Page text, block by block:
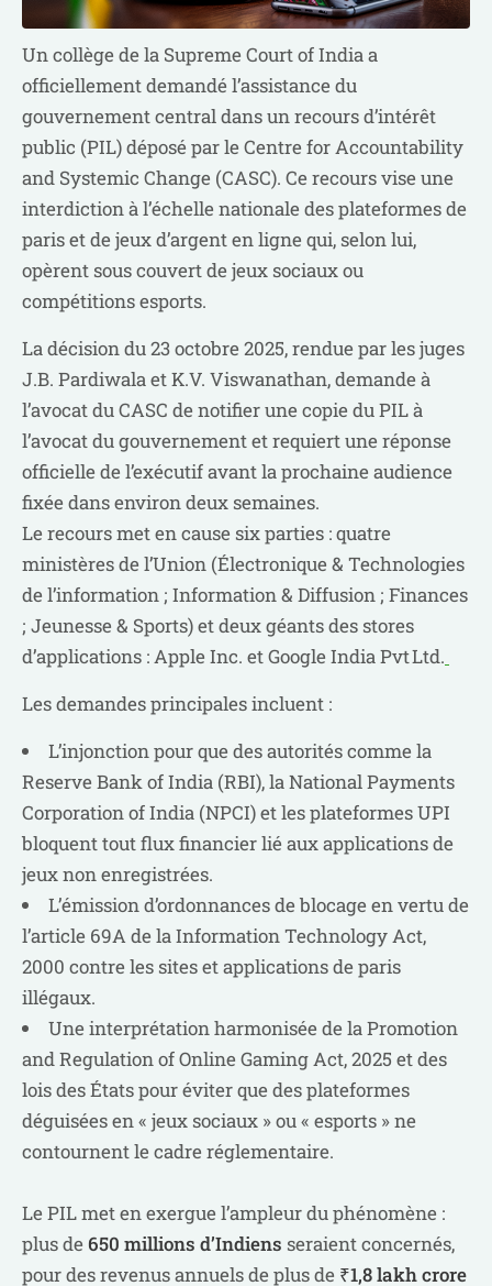
Un collège de la Supreme Court of India a
officiellement demandé l’assistance du
gouvernement central dans un recours d’intérêt
public (PIL) déposé par le Centre for Accountability
and Systemic Change (CASC). Ce recours vise une
interdiction à l’échelle nationale des plateformes de
paris et de jeux d’argent en ligne qui, selon lui,
opèrent sous couvert de jeux sociaux ou
compétitions esports.
La décision du 23 octobre 2025, rendue par les juges
J.B. Pardiwala et K.V. Viswanathan, demande à
l’avocat du CASC de notifier une copie du PIL à
l’avocat du gouvernement et requiert une réponse
officielle de l’exécutif avant la prochaine audience
fixée dans environ deux semaines.
Le recours met en cause six parties : quatre
ministères de l’Union (Électronique & Technologies
de l’information ; Information & Diffusion ; Finances
; Jeunesse & Sports) et deux géants des stores
d’applications : Apple Inc. et Google India Pvt Ltd.
Les demandes principales incluent :
L’injonction pour que des autorités comme la
Reserve Bank of India (RBI), la National Payments
Corporation of India (NPCI) et les plateformes UPI
bloquent tout flux financier lié aux applications de
jeux non enregistrées.
L’émission d’ordonnances de blocage en vertu de
l’article 69A de la Information Technology Act,
2000 contre les sites et applications de paris
illégaux.
Une interprétation harmonisée de la Promotion
and Regulation of Online Gaming Act, 2025 et des
lois des États pour éviter que des plateformes
déguisées en « jeux sociaux » ou « esports » ne
contournent le cadre réglementaire.
Le PIL met en exergue l’ampleur du phénomène :
plus de 650 millions d’Indiens seraient concernés,
pour des revenus annuels de plus de ₹1,8 lakh crore